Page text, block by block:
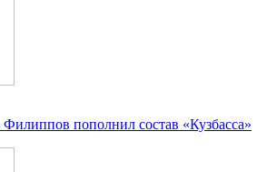
пополнил состав «Кузбасса»